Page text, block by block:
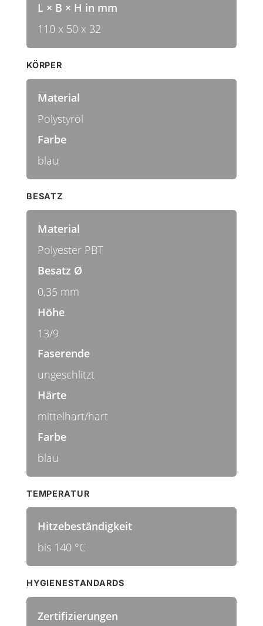
L × B × H in mm
110 x 50 x 32
KÖRPER
Material
Polystyrol
Farbe
blau
BESATZ
Material
Polyester PBT
Besatz Ø
0,35 mm
Höhe
13/9
Faserende
ungeschlitzt
Härte
mittelhart/hart
Farbe
blau
TEMPERATUR
Hitzebeständigkeit
bis 140 °C
HYGIENESTANDARDS
Zertifizierungen